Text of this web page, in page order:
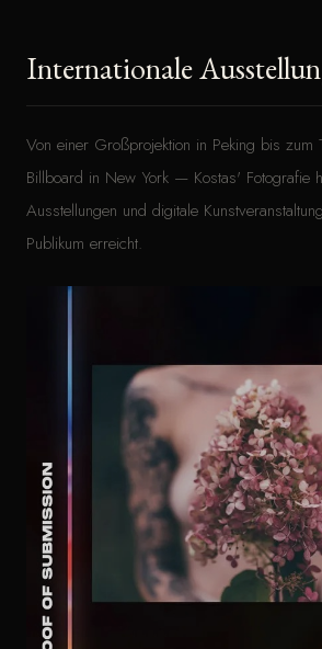
Internationale
Von einer Großprojektion in Peking bis zum
Billboard in New York — Kostas' Fotografie
Ausstellungen und digitale
Publikum erreicht.